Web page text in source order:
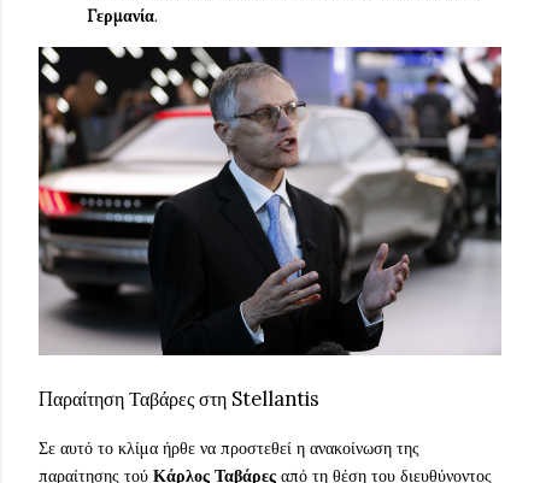
Γερμανία.
Παραίτηση Ταβάρες στη Stellantis
Σε αυτό το κλίμα ήρθε να προστεθεί η ανακοίνωση της
παραίτησης τού Κάρλος Ταβάρες από τη θέση του διευθύνοντος